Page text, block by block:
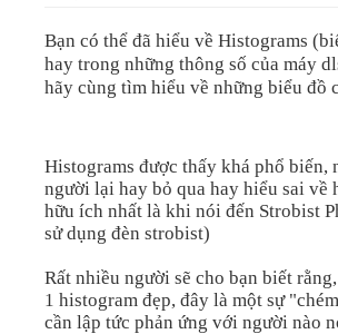
Video
Liên hệ - Đăng ký
Bạn có thể đã hiểu về Histograms
hay trong những thông số của máy
hãy cùng tìm hiểu về những biểu đồ
Histograms được thấy khá phổ biến,
người lại hay bỏ qua hay hiểu sai về
hữu ích nhất là khi nói đến Strobist
sử dụng đèn strobist)
Rất nhiều người sẽ cho bạn biết
1 histogram đẹp, đây là một sự
cần lập tức phản ứng với người nào